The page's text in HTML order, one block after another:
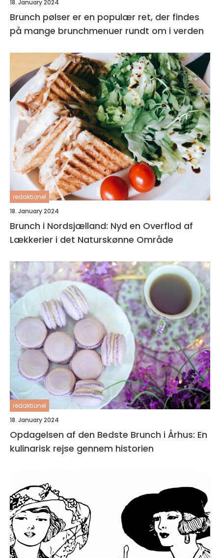
18. January 2024
Brunch pølser er en populær ret, der findes
på mange brunchmenuer rundt om i verden
redaktionel
18. January 2024
Brunch i Nordsjælland: Nyd en Overflod af
Lækkerier i det Naturskønne Område
redaktionel
18. January 2024
Opdagelsen af den Bedste Brunch i Århus: En
kulinarisk rejse gennem historien